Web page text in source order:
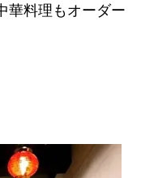
華料理もオーダー